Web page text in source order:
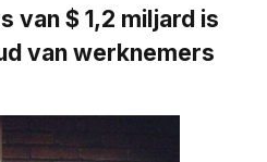
van $ 1,2 miljard is
van werknemers